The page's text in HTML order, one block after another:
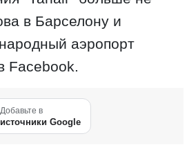
в Барселону и
аэропорт
Facebook.
Добавьте в
источники Google